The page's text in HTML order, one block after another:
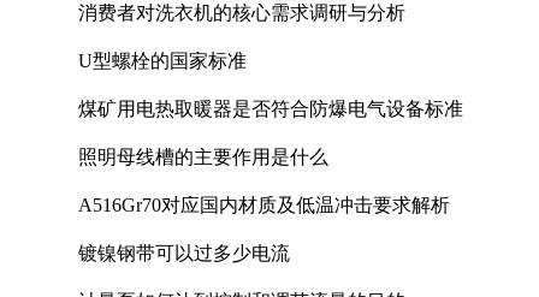
消费者对洗衣机的核心需求调研与分析
U型螺栓的国家标准
煤矿用电热取暖器是否符合防爆电气设备标准
照明母线槽的主要作用是什么
A516Gr70对应国内材质及低温冲击要求解析
镀镍钢带可以过多少电流